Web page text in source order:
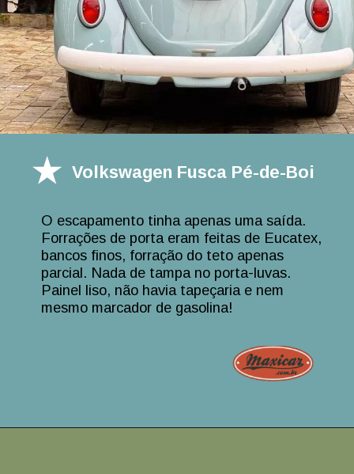
O escapamento tinha apenas uma saída.
Forrações de porta eram feitas de Eucatex,
bancos finos, forração do teto apenas
parcial. Nada de tampa no porta-luvas.
Painel liso, não havia tapeçaria e nem
mesmo marcador de gasolina!
Volkswagen Fusca Pé-de-Boi